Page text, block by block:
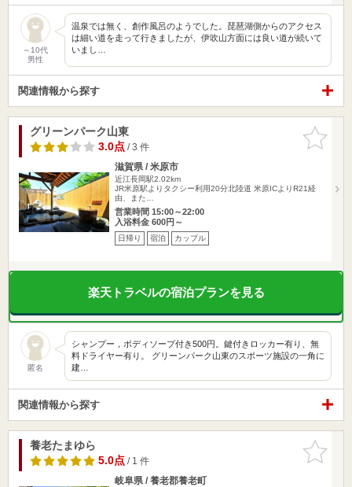
～10代
男性
温泉では無く、創作風呂のようでした。琵琶湖側からのアクセス
は細い道を走って行きましたが、伊吹山方面には良い道が続いて
いまし…
関連情報から探す
お気に入
りに追加
グリーンパーク山東
3.0点/ 3 件
滋賀県 / 米原市
近江長岡駅2.02km
JR米原駅よりタクシー利用20分北陸道 米原ICよりR21経
由、また…
営業時間 15:00～22:00
入浴料金 600円～
日帰り 宿泊 カップル
楽天トラベルの宿泊プランを見る
匿名
シャンプー，ボディソープ付き500円。鍵付きロッカー有り、無
料ドライヤー有り。 グリーンパーク山東のスポーツ施設の一角に
建…
関連情報から探す
お気に入
りに追加
養老たまゆら
5.0点/ 1 件
岐阜県 / 養老郡養老町